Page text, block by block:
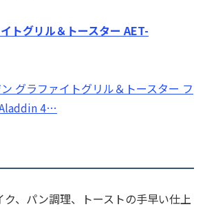
トグリル＆トースター AET-
グラファイトグリル＆トースター フ
4…
、パン調理、トーストの手早い仕上